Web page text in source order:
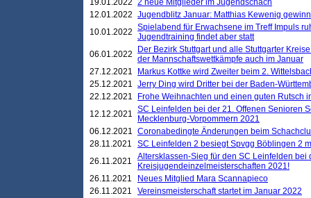
19.01.2022 2 neue Mitglieder im Jugendschach
12.01.2022 Jugendblitz Januar: Matthias Kewenig
10.01.2022 Spielabend für Erwachsene im Treff Impuls
Jugendtraining findet aber statt
06.01.2022
Der Bezirk Stuttgart und alle Stuttgarter
der Mannschaftswettkämpfe auch im Januar
27.12.2021
Markus Kottke wird Zweiter beim 2.
25.12.2021 Jerry Ding wird Dritter bei der Baden-
22.12.2021
Frohe Weihnachten und einen guten Rutsch
12.12.2021 SC Leinfelden bei der 21. Offenen Senioren
Mecklenburg-Vorpommern 2021
06.12.2021 Coronabedingte Änderungen beim
28.11.2021
SC Leinfelden 2 besiegt Spvgg Böblingen 2
26.11.2021
Altersklassen-Sieg für den SC Leinfelden bei
Kreisjugendeinzelmeisterschaften 2021!
26.11.2021
Neues Mitglied Mara Scannapieco
26.11.2021
Vereinsmeisterschaft startet im Januar 2022